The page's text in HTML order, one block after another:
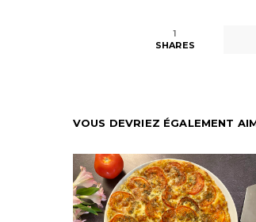
1
SHARES
VOUS DEVRIEZ ÉGALEMENT